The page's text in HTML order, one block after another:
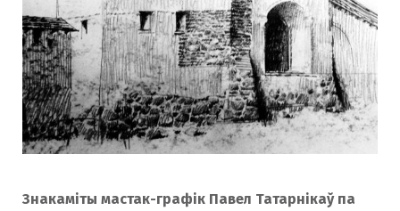
k
m
Знакаміты мастак-графік Павел Татарнікаў па